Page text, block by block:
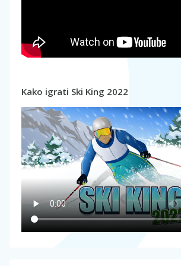
Kako igrati Ski King 2022